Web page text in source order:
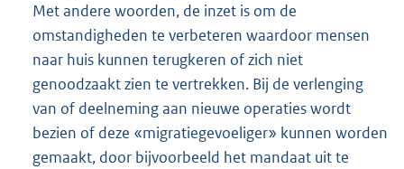
Met andere woorden, de inzet is om de
omstandigheden te verbeteren waardoor mensen
naar huis kunnen terugkeren of zich niet
genoodzaakt zien te vertrekken. Bij de verlenging
van of deelneming aan nieuwe operaties wordt
bezien of deze «migratiegevoeliger» kunnen worden
gemaakt, door bijvoorbeeld het mandaat uit te